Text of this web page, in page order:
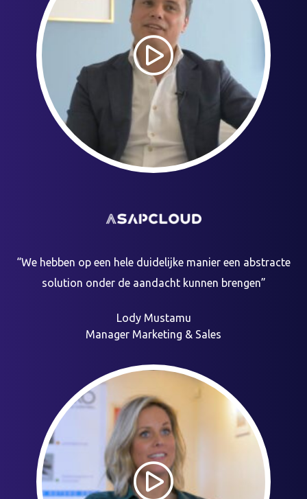
“We hebben op een hele duidelijke manier een abstracte
solution onder de aandacht kunnen brengen”
Lody Mustamu
Manager Marketing & Sales